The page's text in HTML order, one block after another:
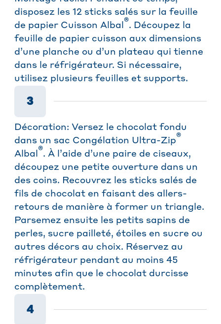
disposez les 12 sticks salés sur la feuille
de papier Cuisson Albal ®. Découpez la
feuille de papier cuisson aux dimensions
d’une planche ou d’un plateau qui tienne
dans le réfrigérateur. Si nécessaire,
utilisez plusieurs feuilles et supports.
3
Décoration: Versez le chocolat fondu
dans un sac Congélation Ultra-Zip®
Albal ®. À l’aide d’une paire de ciseaux,
découpez une petite ouverture dans un
des coins. Recouvrez les sticks salés de
fils de chocolat en faisant des allers-
retours de manière à former un triangle.
Parsemez ensuite les petits sapins de
perles, sucre pailleté, étoiles en sucre ou
autres décors au choix. Réservez au
réfrigérateur pendant au moins 45
minutes afin que le chocolat durcisse
complètement.
4